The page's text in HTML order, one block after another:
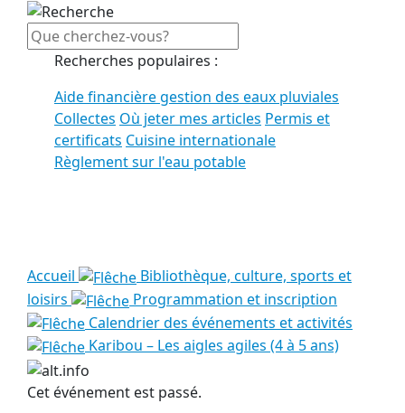
Recherches populaires :
Aide financière gestion des eaux pluviales
Collectes Où jeter mes articles Permis et
certificats Cuisine internationale
Règlement sur l'eau potable
Accueil
Bibliothèque, culture, sports et
loisirs
Programmation et inscription
Calendrier des événements et activités
Karibou – Les aigles agiles (4 à 5 ans)
Cet événement est passé.